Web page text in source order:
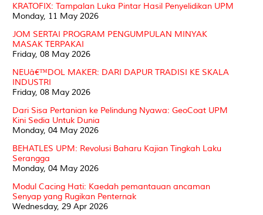
KRATOFIX: Tampalan Luka Pintar Hasil Penyelidikan UPM
Monday, 11 May 2026
JOM SERTAI PROGRAM PENGUMPULAN MINYAK
MASAK TERPAKAI
Friday, 08 May 2026
NEUâ€™DOL MAKER: DARI DAPUR TRADISI KE SKALA
INDUSTRI
Friday, 08 May 2026
Dari Sisa Pertanian ke Pelindung Nyawa: GeoCoat UPM
Kini Sedia Untuk Dunia
Monday, 04 May 2026
BEHATLES UPM: Revolusi Baharu Kajian Tingkah Laku
Serangga
Monday, 04 May 2026
Modul Cacing Hati: Kaedah pemantauan ancaman
Senyap yang Rugikan Penternak
Wednesday, 29 Apr 2026